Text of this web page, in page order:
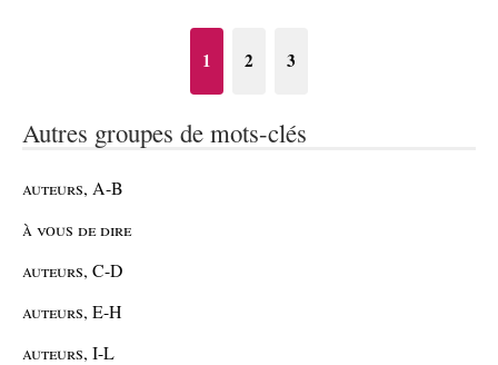
1 2 3
Autres groupes de mots-clés
auteurs, A-B
à vous de dire
auteurs, C-D
auteurs, E-H
auteurs, I-L